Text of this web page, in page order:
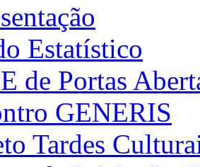
Estatístico
de Portas
GENERIS
Tardes